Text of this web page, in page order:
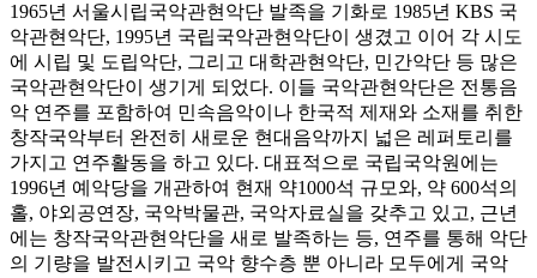
1965년 서울시립국악관현악단 발족을 기화로 1985년 KBS 국
악관현악단, 1995년 국립국악관현악단이 생겼고 이어 각 시도
에 시립 및 도립악단, 그리고 대학관현악단, 민간악단 등 많은
국악관현악단이 생기게 되었다. 이들 국악관현악단은 전통음
악 연주를 포함하여 민속음악이나 한국적 제재와 소재를 취한
창작국악부터 완전히 새로운 현대음악까지 넓은 레퍼토리를
가지고 연주활동을 하고 있다. 대표적으로 국립국악원에는
1996년 예악당을 개관하여 현재 약1000석 규모와, 약 600석의
홀, 야외공연장, 국악박물관, 국악자료실을 갖추고 있고, 근년
에는 창작국악관현악단을 새로 발족하는 등, 연주를 통해 악단
의 기량을 발전시키고 국악 향수층 뿐 아니라 모두에게 국악